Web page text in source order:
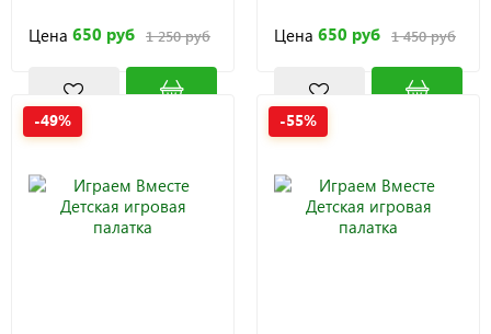
Цена 650 руб 1 250 руб Цена 650 руб 1 450 руб
-49% -55%